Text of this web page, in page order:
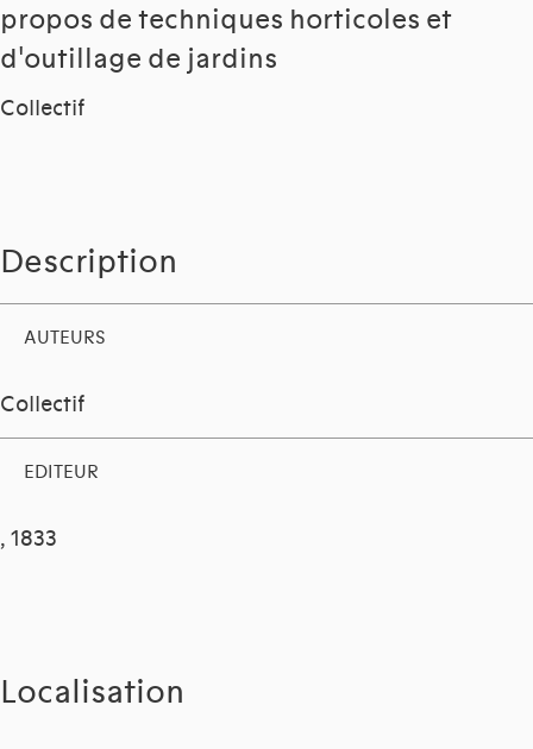
propos de techniques horticoles et
d'outillage de jardins
Collectif
Description
AUTEURS
Collectif
EDITEUR
, 1833
Localisation